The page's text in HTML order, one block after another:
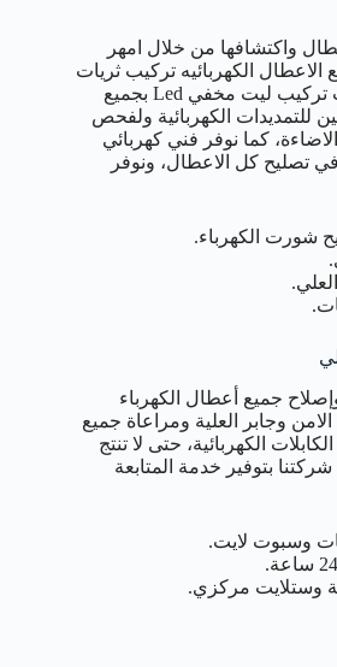
واكتشافها من خلال امهر
الاعطال الكهربائيه تركيب ثريات
وسبوت لايت اضافه بلاكات تركيب ليت مخفي Led بجميع
للتمديدات الكهربائية ولفحص
كما نوفر فني كهربائي
تصليح كل الاعطال، ونوفر
شورت الكهرباء.
جميع أعطال الكهرباء
وجابر العلية ومراعاة جميع
الكهربائية، حتى لا تنتج
بتوفير خدمة المتابعة
وسبوت لايت.
وستلايت مركزي.